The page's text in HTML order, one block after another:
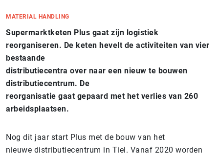
MATERIAL HANDLING
Supermarktketen Plus gaat zijn logistiek
reorganiseren. De keten hevelt de activiteiten van vier
bestaande
distributiecentra over naar een nieuw te bouwen
distributiecentrum. De
reorganisatie gaat gepaard met het verlies van 260
arbeidsplaatsen.
Nog dit jaar start Plus met de bouw van het
nieuwe distributiecentrum in Tiel. Vanaf 2020 worden